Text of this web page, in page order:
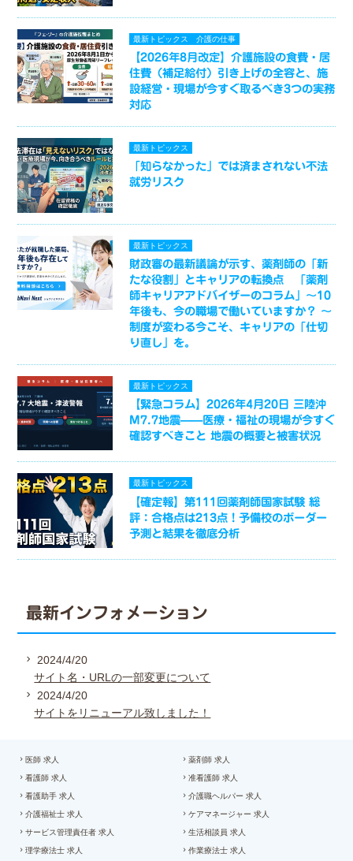
最新トピックス 介護の仕事
【2026年8月改定】介護施設の食費・居
住費（補足給付）引き上げの全容と、施
設経営・現場が今すぐ取るべき3つの実務
対応
最新トピックス
「知らなかった」では済まされない不法
就労リスク
最新トピックス
財政審の最新議論が示す、薬剤師の「新
たな役割」とキャリアの転換点 「薬剤
師キャリアアドバイザーのコラム」～10
年後も、今の職場で働いていますか？ ～
制度が変わる今こそ、キャリアの「仕切
り直し」を。
最新トピックス
【緊急コラム】2026年4月20日 三陸沖
M7.7地震——医療・福祉の現場が今すぐ
確認すべきこと 地震の概要と被害状況
最新トピックス
【確定報】第111回薬剤師国家試験 総
評：合格点は213点！予備校のボーダー
予測と結果を徹底分析
最新インフォメーション
2024/4/20
サイト名・URLの一部変更について
2024/4/20
サイトをリニューアル致しました！
医師 求人 薬剤師 求人
看護師 求人 准看護師 求人
看護助手 求人 介護職ヘルパー 求人
介護福祉士 求人 ケアマネージャー 求人
サービス管理責任者 求人 生活相談員 求人
理学療法士 求人 作業療法士 求人